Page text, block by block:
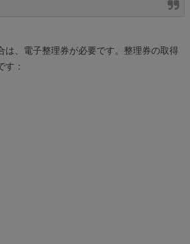
は、電子整理券が必要です。整理券の取得
す：